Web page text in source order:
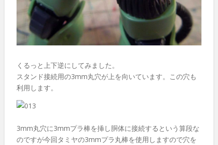
くるっと上下逆にしてみました。
スタンド接続用の3mm丸穴が上を向いています。この穴も
利用します。
3mm丸穴に3mmプラ棒を挿し胴体に接続するという算段な
のですが今回タミヤの3mmプラ丸棒を使用しますので穴を